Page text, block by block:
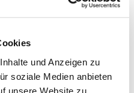
und Anzeigen zu
soziale Medien anbieten
unsere Website zu